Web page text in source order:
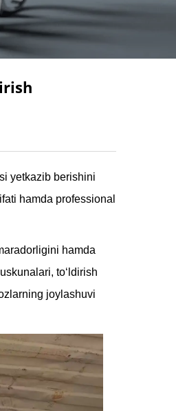
yetkazib berishini
hamda professional
hamda
to‘ldirish
joylashuvi